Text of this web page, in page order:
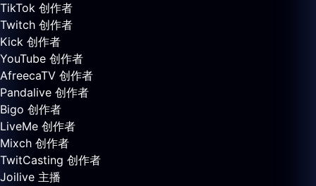
TikTok 创作者
Twitch 创作者
Kick 创作者
YouTube 创作者
AfreecaTV 创作者
Pandalive 创作者
Bigo 创作者
LiveMe 创作者
Mixch 创作者
TwitCasting 创作者
Joilive 主播